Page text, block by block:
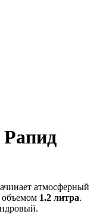
атмосферный
объемом 1.2 литра.